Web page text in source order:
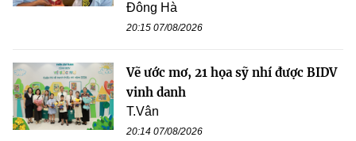
Đông Hà
20:15 07/08/2026
Vẽ ước mơ, 21 họa sỹ nhí được BIDV
vinh danh
T.Vân
20:14 07/08/2026